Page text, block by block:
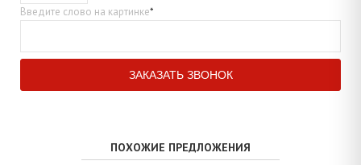
Введите слово на картинке*
ПОХОЖИЕ ПРЕДЛОЖЕНИЯ